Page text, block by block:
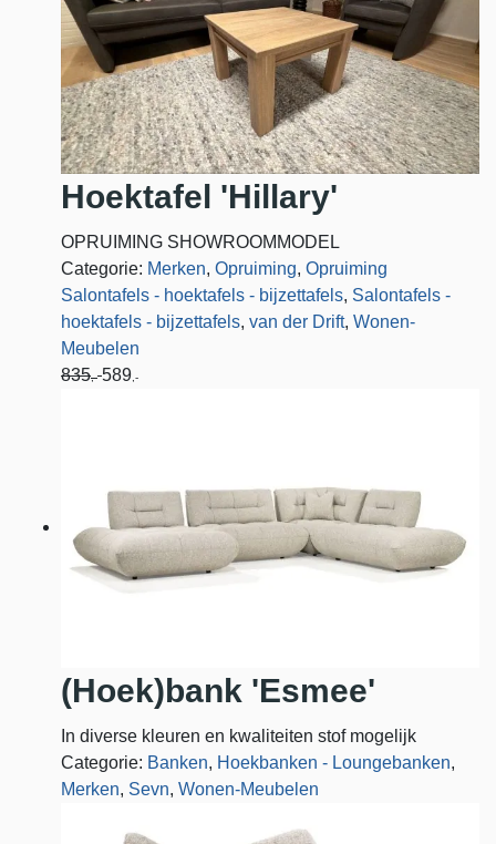
Hoektafel 'Hillary'
OPRUIMING SHOWROOMMODEL
Categorie: Merken, Opruiming, Opruiming
Salontafels - hoektafels - bijzettafels, Salontafels -
hoektafels - bijzettafels, van der Drift, Wonen-
Meubelen
835,- 589 ,-
(Hoek)bank 'Esmee'
In diverse kleuren en kwaliteiten stof mogelijk
Categorie: Banken, Hoekbanken - Loungebanken,
Merken, Sevn, Wonen-Meubelen